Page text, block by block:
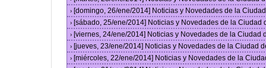
› [domingo, 26/ene/2014] Noticias y Novedades de la
› [sábado, 25/ene/2014] Noticias y Novedades de la Ciudad
› [viernes, 24/ene/2014] Noticias y Novedades de la Ciudad
› [jueves, 23/ene/2014] Noticias y Novedades de la Ciudad
› [miércoles, 22/ene/2014] Noticias y Novedades de la